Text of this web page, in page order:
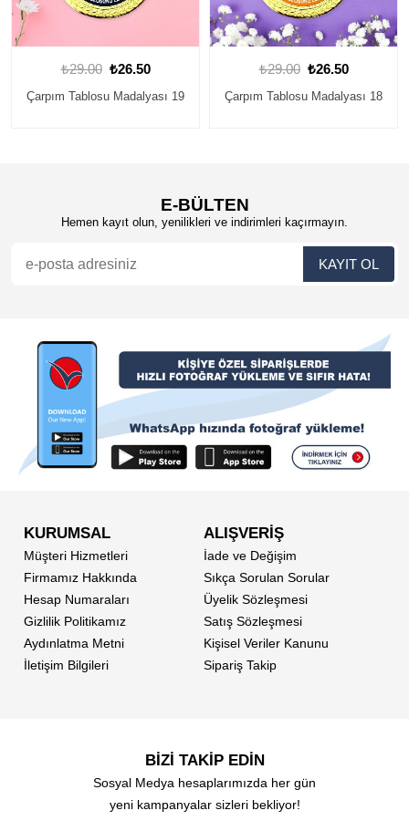
₺29.00 ₺26.50
Çarpım Tablosu Madalyası 18
₺29.00 ₺26.50
Çarpım Tablosu
E-BÜLTEN
Hemen kayıt olun, yenilikleri ve indirimleri kaçırmayın.
KURUMSAL
Müşteri Hizmetleri
Firmamız Hakkında
Hesap Numaraları
Gizlilik Politikamız
Aydınlatma Metni
İletişim Bilgileri
ALIŞVERİŞ
İade ve Değişim
Sıkça Sorulan Sorular
Üyelik Sözleşmesi
Satış Sözleşmesi
Kişisel Veriler Kanunu
Sipariş Takip
BİZİ TAKİP EDİN
Sosyal Medya hesaplarımızda her gün
yeni kampanyalar sizleri bekliyor!